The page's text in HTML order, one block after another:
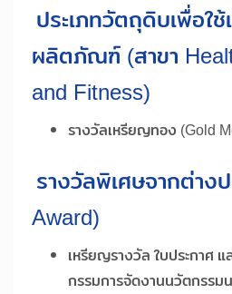
ประเภทวัตถุดิบเพื่อใ
ผลิตภัณฑ์ (สาขา
and Fitness)
รางวัลเหรียญทอง (Gold
รางวัลพิเศษจากต่าง
Award)
เหรียญรางวัล ใบประกาศ
กรรมการจัดงานนวัตกรรม